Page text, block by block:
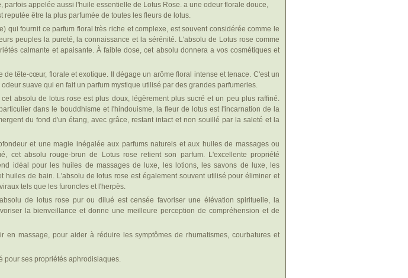
parfois appelée aussi l'huile essentielle de Lotus Rose. a une odeur florale douce,
reputée être la plus parfumée de toutes les fleurs de lotus.
qui fournit ce parfum floral très riche et complexe, est souvent considérée comme le
peuples la pureté, la connaissance et la sérénité. L'absolu de Lotus rose comme
calmante et apaisante. À faible dose, cet absolu donnera a vos cosmétiques et
de tête-cœur, florale et exotique. Il dégage un arôme floral intense et tenace. C'est un
suave qui en fait un parfum mystique utilisé par des grandes parfumeries.
absolu de lotus rose est plus doux, légèrement plus sucré et un peu plus raffiné.
dans le bouddhisme et l'hindouisme, la fleur de lotus est l'incarnation de la
du fond d'un étang, avec grâce, restant intact et non souillé par la saleté et la
et une magie inégalée aux parfums naturels et aux huiles de massages ou
cet absolu rouge-brun de Lotus rose retient son parfum. L'excellente propriété
idéal pour les huiles de massages de luxe, les lotions, les savons de luxe, les
huiles de bain. L'absolu de lotus rose est également souvent utilisé pour éliminer et
tels que les furoncles et l'herpès.
de lotus rose pur ou dilué est censée favoriser une élévation spirituelle, la
la bienveillance et donne une meilleure perception de compréhension et de
en massage, pour aider à réduire les symptômes de rhumatismes, courbatures et
pour ses propriétés aphrodisiaques.